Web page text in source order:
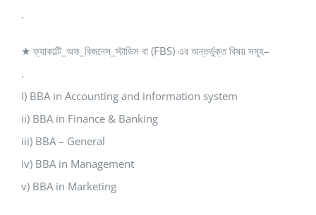
.
★ ফ্যাকাল্টি_অফ_বিজনেস_স্টাডিস বা (FBS) এর অন্তর্ভুক্ত বিষয় সমূহ–
.
I) BBA in Accounting and information system
ii) BBA in Finance & Banking
iii) BBA – General
iv) BBA in Management
v) BBA in Marketing